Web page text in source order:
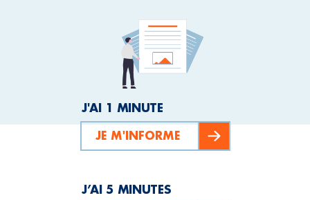
J'AI 1 MINUTE
JE M'INFORME
J’AI 5 MINUTES